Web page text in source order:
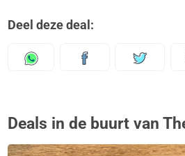
Deel deze deal:
Deals in de buurt van